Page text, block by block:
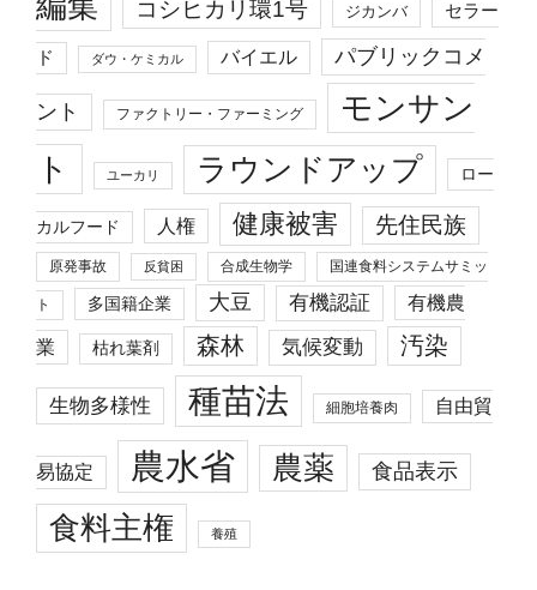
コシヒカリ環1号 ジカンバ セラー
ド ダウ・ケミカル バイエル パブリックコメ
ント ファクトリー・ファーミング
モンサン
ト
ユーカリ ラウンドアップ ロー
カルフード 人権 健康被害 先住民族
原発事故 反貧困 合成生物学 国連食料システムサミッ
ト 多国籍企業 大豆 有機認証 有機農
業 枯れ葉剤 森林 気候変動 汚染
生物多様性 種苗法 細胞培養肉 自由貿
易協定 農水省 農薬 食品表示
食料主権 養殖